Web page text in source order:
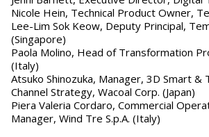
Nicole Hein, Technical Product Owner,
Lee-Lim Sok Keow, Deputy Principal,
(Singapore)
Paola Molino, Head of Transformation
(Italy)
Atsuko Shinozuka, Manager, 3D Smart &
Channel Strategy, Wacoal Corp. (Japan)
Piera Valeria Cordaro, Commercial
Manager, Wind Tre S.p.A. (Italy)